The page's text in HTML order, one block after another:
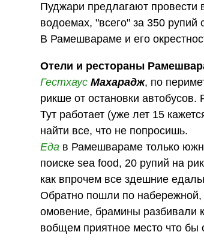
Пуджари предлагают провести
водоемах, "всего" за 350 рупий
В Рамешвараме и его
Отели и рестораны
Гестхаус Махарадж, по
рикше от остановки автобусов.
Тут работает (уже лет 15
найти все, что не попросишь.
Еда в Рамешвараме только
поиске sea food, 20 рупий на
как впрочем все здешние
Обратно пошли по
омовение, брамины разбивали
вобщем приятное место что бы